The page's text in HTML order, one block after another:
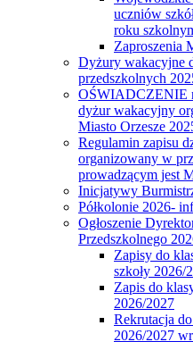
uczniów
roku
Zaproszenia
Dyżury wakacyjne
przedszkolnych
OŚWIADCZENIE
dyżur wakacyjny
Miasto Orzesze
Regulamin zapisu
organizowany w
prowadzącym jest
Inicjatywy
Półkolonie 2026-
Ogłoszenie
Przedszkolnego
Zapisy do
szkoły 2026/
Zapis do
2026/2027
Rekrutacja
2026/2027